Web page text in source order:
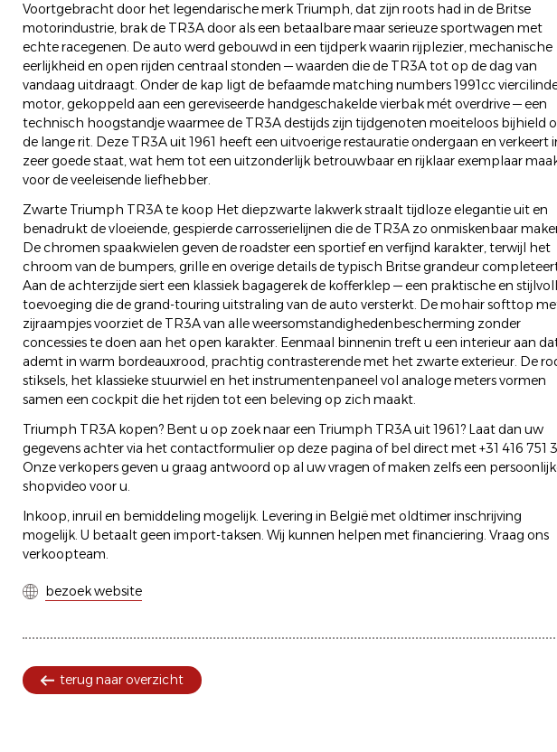
Voortgebracht door het legendarische merk Triumph, dat zijn roots had in de Britse
motorindustrie, brak de TR3A door als een betaalbare maar serieuze sportwagen met
echte racegenen. De auto werd gebouwd in een tijdperk waarin rijplezier, mechanische
eerlijkheid en open rijden centraal stonden — waarden die de TR3A tot op de dag van
vandaag uitdraagt. Onder de kap ligt de befaamde matching numbers 1991cc
motor, gekoppeld aan een gereviseerde handgeschakelde vierbak mét overdrive — een
technisch hoogstandje waarmee de TR3A destijds zijn tijdgenoten moeiteloos bijhield
de lange rit. Deze TR3A uit 1961 heeft een uitvoerige restauratie ondergaan en verkeert
zeer goede staat, wat hem tot een uitzonderlijk betrouwbaar en rijklaar exemplaar
voor de veeleisende liefhebber.
Zwarte Triumph TR3A te koop Het diepzwarte lakwerk straalt tijdloze elegantie uit en
benadrukt de vloeiende, gespierde carrosserielijnen die de TR3A zo onmiskenbaar
De chromen spaakwielen geven de roadster een sportief en verfijnd karakter, terwijl het
chroom van de bumpers, grille en overige details de typisch Britse grandeur
Aan de achterzijde siert een klassiek bagagerek de kofferklep — een praktische en
toevoeging die de grand-touring uitstraling van de auto versterkt. De mohair softtop
zijraampjes voorziet de TR3A van alle weersomstandighedenbescherming zonder
concessies te doen aan het open karakter. Eenmaal binnenin treft u een interieur aan
ademt in warm bordeauxrood, prachtig contrasterende met het zwarte exterieur. De
stiksels, het klassieke stuurwiel en het instrumentenpaneel vol analoge meters vormen
samen een cockpit die het rijden tot een beleving op zich maakt.
Triumph TR3A kopen? Bent u op zoek naar een Triumph TR3A uit 1961? Laat dan uw
gegevens achter via het contactformulier op deze pagina of bel direct met +31 416 751
Onze verkopers geven u graag antwoord op al uw vragen of maken zelfs een
shopvideo voor u.
Inkoop, inruil en bemiddeling mogelijk. Levering in België met oldtimer inschrijving
mogelijk. U betaalt geen import-taksen. Wij kunnen helpen met financiering. Vraag ons
verkoopteam.
bezoek website
terug naar overzicht